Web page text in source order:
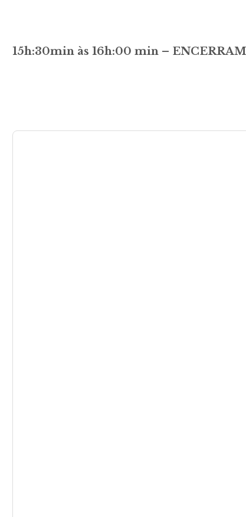
15h:30min às 16h:00 min –